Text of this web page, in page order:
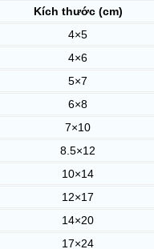
Kích thước (cm)
4×5
4×6
5×7
6×8
7×10
8.5×12
10×14
12×17
14×20
17×24